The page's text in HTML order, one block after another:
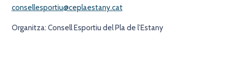
consellesportiu@ceplaestany.cat
Organitza: Consell Esportiu del Pla de l’Estany